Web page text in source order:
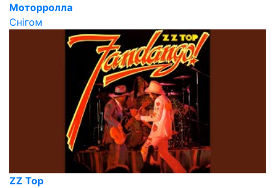
Моторролла
Снігом
ZZ Top